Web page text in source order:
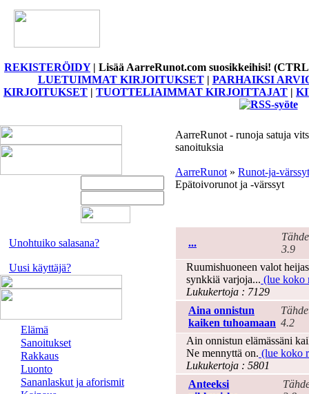
REKISTERÖIDY| Lisää AarreRunot.com suosikkeihisi!
LUETUIMMAT KIRJOITUKSET| PARHAIKSI
KIRJOITUKSET | TUOTTELIAIMMAT KIRJOITTAJAT |
Unohtuiko salasana?
Uusi käyttäjä?
Elämä
Sanoitukset
Rakkaus
Luonto
Sananlaskut ja aforismit
AarreRunot - runoja satuja
sanoituksia
AarreRunot » Runot-ja-värssyt
Epätoivorunot ja -värssyt
...
3.9
Ruumishuoneen valot
synkkiä varjoja... (lue koko
Lukukertoja : 7129
Aina onnistun
kaiken tuhoamaan 4.2
Ain onnistun elämässäni
Ne mennyttä on. (lue koko
Lukukertoja : 5801
Anteeksi